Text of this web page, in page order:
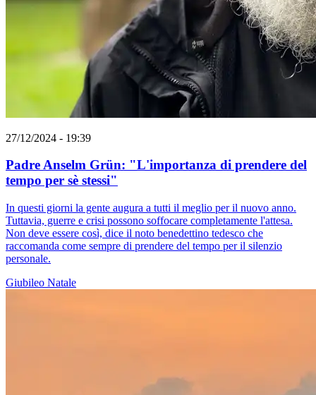
27/12/2024 - 19:39
Padre Anselm Grün: "L'importanza di prendere del
tempo per sè stessi"
In questi giorni la gente augura a tutti il meglio per il nuovo anno.
Tuttavia, guerre e crisi possono soffocare completamente l'attesa.
Non deve essere così, dice il noto benedettino tedesco che
raccomanda come sempre di prendere del tempo per il silenzio
personale.
Giubileo Natale